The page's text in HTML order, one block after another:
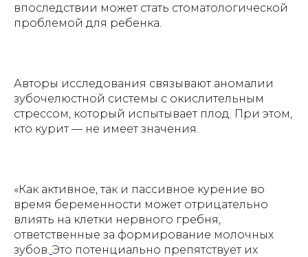
впоследствии может стать стоматологической
проблемой для ребенка.
Авторы исследования связывают аномалии
зубочелюстной системы с окислительным
стрессом, который испытывает плод. При этом,
кто курит — не имеет значения.
«Как активное, так и пассивное курение во
время беременности может отрицательно
влиять на клетки нервного гребня,
ответственные за формирование молочных
зубов. Это потенциально препятствует их